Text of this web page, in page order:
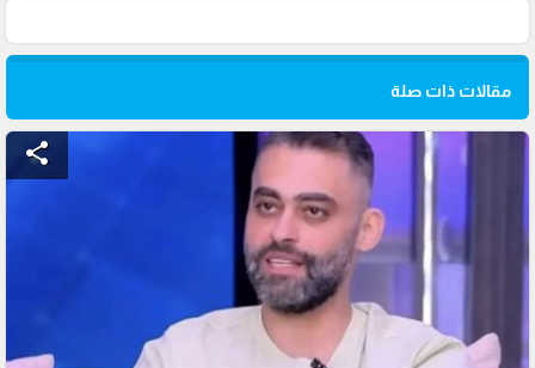
مقالات ذات صلة
share